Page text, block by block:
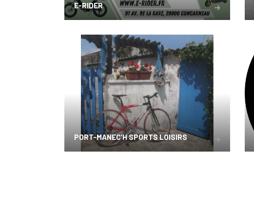
E-RIDER
PORT-MANEC’H SPORTS LOISIRS